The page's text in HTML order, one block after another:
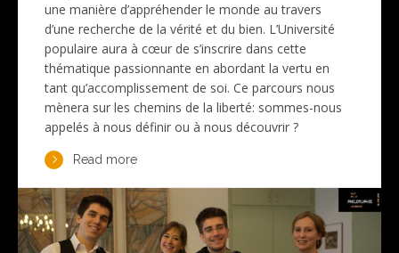
une manière d’appréhender le monde au travers
d’une recherche de la vérité et du bien. L’Université
populaire aura à cœur de s’inscrire dans cette
thématique passionnante en abordant la vertu en
tant qu’accomplissement de soi. Ce parcours nous
mènera sur les chemins de la liberté: sommes-nous
appelés à nous définir ou à nous découvrir ?
Read more